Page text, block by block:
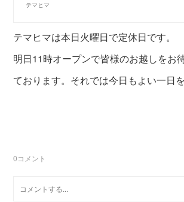
テマヒマ
テマヒマは本日火曜日で定休日です。
明日11時オープンで皆様のお越しをお
ております。それでは今日もよい一日を
0コメント